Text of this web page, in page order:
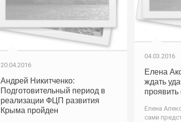
04.03.2016
Елена
ждать
проявить
Елена
сами
20.04.2016
Андрей Никитченко:
Подготовительный период в
реализации ФЦП развития
Крыма пройден